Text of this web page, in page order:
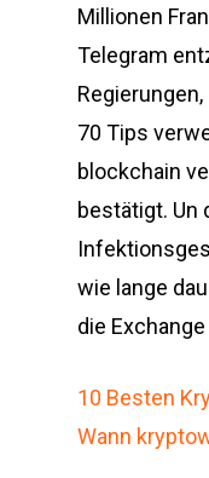
Millionen
Telegram
70 Tips
blockchain
bestätigt. Un
wie lange
die
10 Besten
Wann